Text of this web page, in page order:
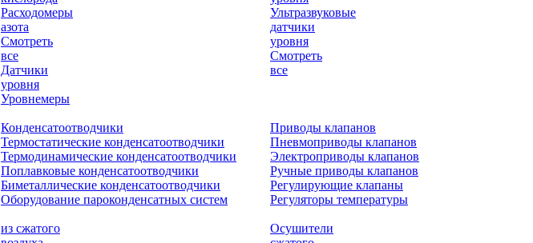
Расходомеры
азота
Смотреть
все
Датчики
уровня
Уровнемеры
Ультразвуковые
датчики
уровня
Смотреть
все
Конденсатоотводчики
Термостатические конденсатоотводчики
Термодинамические конденсатоотводчики
Поплавковые конденсатоотводчики
Биметаллические конденсатоотводчики
Оборудование пароконденсатных систем
Приводы клапанов
Пневмоприводы клапанов
Электроприводы клапанов
Ручные приводы клапанов
Регулирующие клапаны
Регуляторы температуры
из сжатого
Осушители